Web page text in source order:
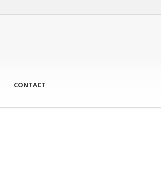
CONTACT